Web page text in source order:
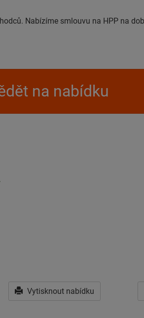
Nabízíme smlouvu na HPP na
na nabídku
Vytisknout nabídku